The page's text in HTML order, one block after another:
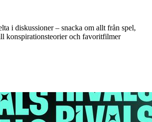
i diskussioner – snacka om allt från spel,
konspirationsteorier och favoritfilmer